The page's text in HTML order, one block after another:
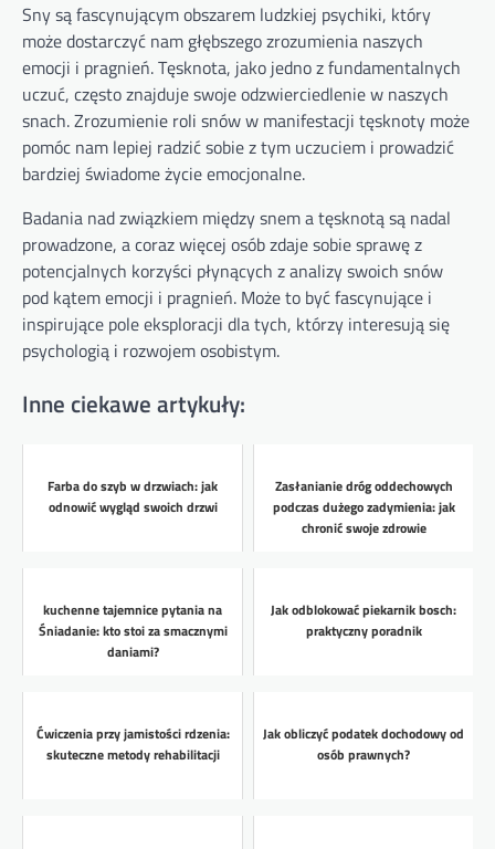
Sny są fascynującym obszarem ludzkiej psychiki, który
może dostarczyć nam głębszego zrozumienia naszych
emocji i pragnień. Tęsknota, jako jedno z fundamentalnych
uczuć, często znajduje swoje odzwierciedlenie w naszych
snach. Zrozumienie roli snów w manifestacji tęsknoty może
pomóc nam lepiej radzić sobie z tym uczuciem i prowadzić
bardziej świadome życie emocjonalne.
Badania nad związkiem między snem a tęsknotą są nadal
prowadzone, a coraz więcej osób zdaje sobie sprawę z
potencjalnych korzyści płynących z analizy swoich snów
pod kątem emocji i pragnień. Może to być fascynujące i
inspirujące pole eksploracji dla tych, którzy interesują się
psychologią i rozwojem osobistym.
Inne ciekawe artykuły:
Farba do szyb w drzwiach: jak
odnowić wygląd swoich drzwi
Zasłanianie dróg oddechowych
podczas dużego zadymienia: jak
chronić swoje zdrowie
kuchenne tajemnice pytania na
Śniadanie: kto stoi za smacznymi
daniami?
Jak odblokować piekarnik bosch:
praktyczny poradnik
Ćwiczenia przy jamistości rdzenia:
skuteczne metody rehabilitacji
Jak obliczyć podatek dochodowy od
osób prawnych?